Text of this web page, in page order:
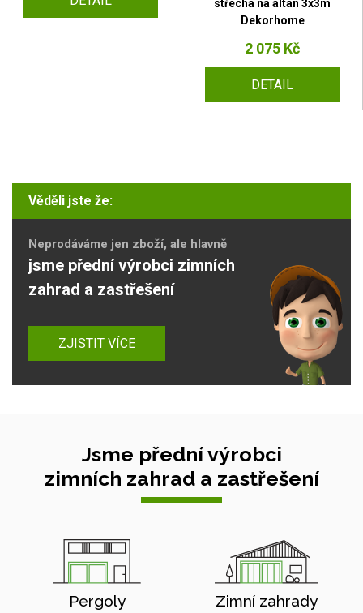
střecha na altán 3x3m
Dekorhome
2 075 Kč
DETAIL
Věděli jste že:
Neprodáváme jen zboží, ale hlavně
jsme přední výrobci zimních
zahrad a zastřešení
ZJISTIT VÍCE
Jsme přední výrobci
zimních zahrad a zastřešení
Pergoly Zimní zahrady